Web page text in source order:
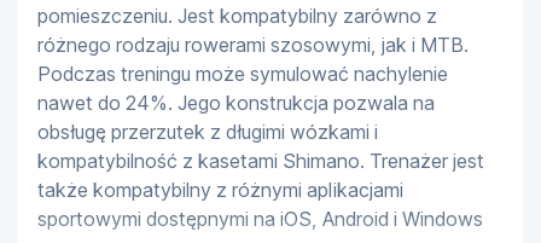
pomieszczeniu. Jest kompatybilny zarówno z
różnego rodzaju rowerami szosowymi, jak i MTB.
Podczas treningu może symulować nachylenie
nawet do 24%. Jego konstrukcja pozwala na
obsługę przerzutek z długimi wózkami i
kompatybilność z kasetami Shimano. Trenażer jest
także kompatybilny z różnymi aplikacjami
sportowymi dostępnymi na iOS, Android i Windows